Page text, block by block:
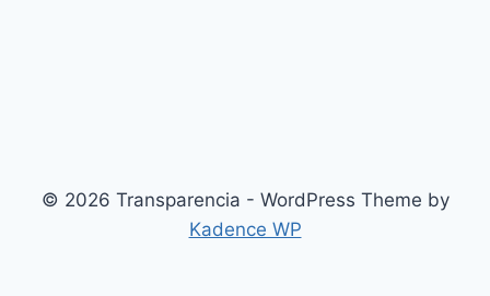
© 2026 Transparencia - WordPress Theme by
Kadence WP